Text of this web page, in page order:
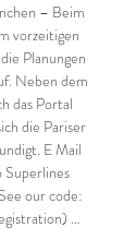
– Beim
vorzeitigen
Planungen
Neben dem
das Portal
die Pariser
E Mail
Superlines
our code:
…